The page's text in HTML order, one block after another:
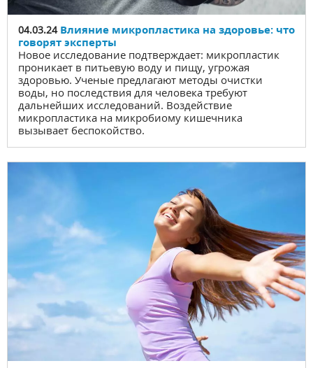
04.03.24 Влияние микропластика на здоровье: что
говорят эксперты
Новое исследование подтверждает: микропластик
проникает в питьевую воду и пищу, угрожая
здоровью. Ученые предлагают методы очистки
воды, но последствия для человека требуют
дальнейших исследований. Воздействие
микропластика на микробиому кишечника
вызывает беспокойство.